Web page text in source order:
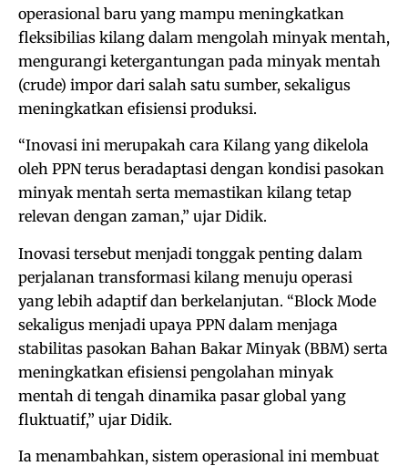
operasional baru yang mampu meningkatkan
fleksibilias kilang dalam mengolah minyak mentah,
mengurangi ketergantungan pada minyak mentah
(crude) impor dari salah satu sumber, sekaligus
meningkatkan efisiensi produksi.
“Inovasi ini merupakah cara Kilang yang dikelola
oleh PPN terus beradaptasi dengan kondisi pasokan
minyak mentah serta memastikan kilang tetap
relevan dengan zaman,” ujar Didik.
Inovasi tersebut menjadi tonggak penting dalam
perjalanan transformasi kilang menuju operasi
yang lebih adaptif dan berkelanjutan. “Block Mode
sekaligus menjadi upaya PPN dalam menjaga
stabilitas pasokan Bahan Bakar Minyak (BBM) serta
meningkatkan efisiensi pengolahan minyak
mentah di tengah dinamika pasar global yang
fluktuatif,” ujar Didik.
Ia menambahkan, sistem operasional ini membuat